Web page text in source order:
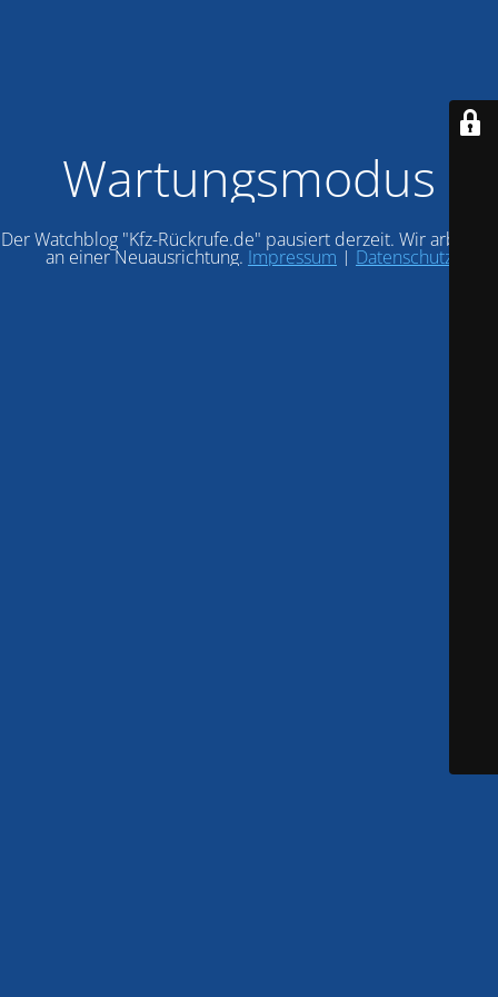
Wartungsmodus
Der Watchblog "Kfz-Rückrufe.de" pausiert derzeit. Wir arbeiten
an einer Neuausrichtung. Impressum | Datenschutz